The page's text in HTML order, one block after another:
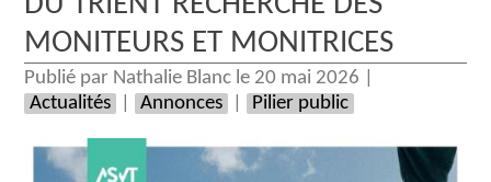
MONITEURS ET MONITRICES
Publié par Nathalie Blanc le 20 mai 2026 |
Actualités
Annonces Pilier public